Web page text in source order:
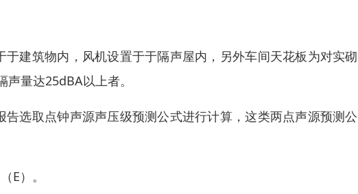
建筑物内，风机设置于于隔声屋内，另外车间天花板为对实
量达25dBA以上者。
选取点钟声源声压级预测公式进行计算，这类两点声源预测
E）。